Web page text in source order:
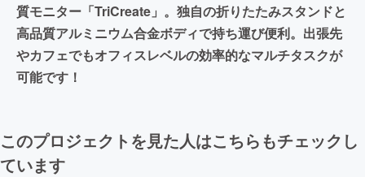
質モニター「TriCreate」。独自の折りたたみスタンドと
高品質アルミニウム合金ボディで持ち運び便利。出張先
やカフェでもオフィスレベルの効率的なマルチタスクが
可能です！
このプロジェクトを見た人はこちらもチェックし
ています